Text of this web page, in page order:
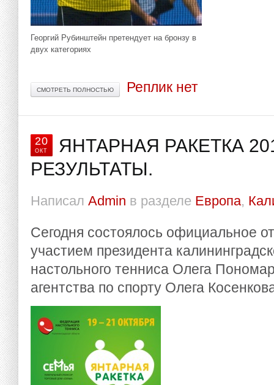
Георгий Рубинштейн претендует на бронзу в
двух категориях
СМОТРЕТЬ ПОЛНОСТЬЮ Реплик нет
20
ОКТ
ЯНТАРНАЯ РАКЕТКА
РЕЗУЛЬТАТЫ.
Написал Admin в разделе Европа,
Сегодня состоялось официальное
участием президента
настольного тенниса Олега
агентства по спорту Олега